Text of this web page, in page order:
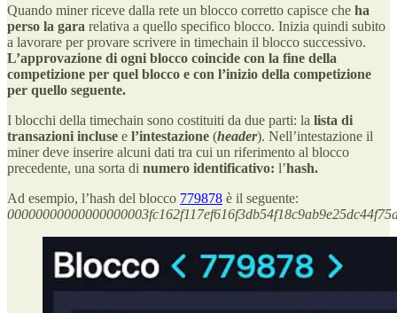
Quando miner riceve dalla rete un blocco corretto capisce che ha
perso la gara relativa a quello specifico blocco. Inizia quindi subito
a lavorare per provare scrivere in timechain il blocco successivo.
L’approvazione di ogni blocco coincide con la fine della
competizione per quel blocco e con l’inizio della competizione
per quello seguente.
I blocchi della timechain sono costituiti da due parti: la lista di
transazioni incluse e l’intestazione (header). Nell’intestazione il
miner deve inserire alcuni dati tra cui un riferimento al blocco
precedente, una sorta di numero identificativo: l’hash.
Ad esempio, l’hash del blocco 779878 è il seguente: